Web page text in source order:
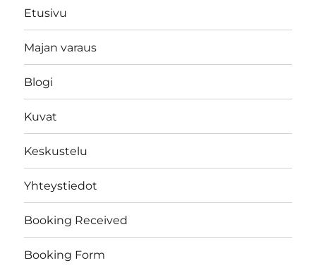
Etusivu
Majan varaus
Blogi
Kuvat
Keskustelu
Yhteystiedot
Booking Received
Booking Form